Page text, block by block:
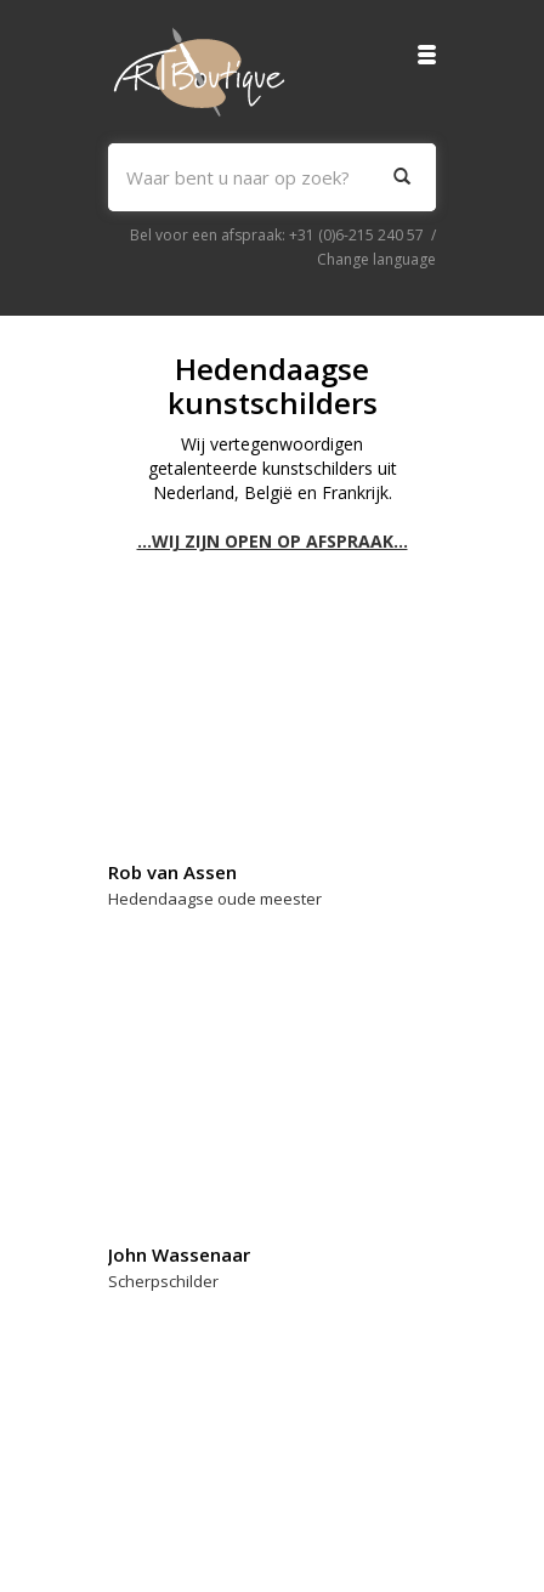
Bel voor een afspraak: +31 (0)6-215 240 57 /
Change language
Hedendaagse
kunstschilders
Wij vertegenwoordigen
getalenteerde kunstschilders uit
Nederland, België en Frankrijk.
...WIJ ZIJN OPEN OP AFSPRAAK...
Rob van Assen
Hedendaagse oude meester
John Wassenaar
Scherpschilder